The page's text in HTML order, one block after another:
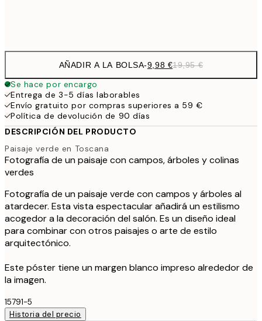
AÑADIR A LA BOLSA-9,98 €19,95 €
Se hace por encargo
Entrega de 3-5 días laborables
Envío gratuito por compras superiores a 59 €
Política de devolución de 90 días
DESCRIPCIÓN DEL PRODUCTO
Paisaje verde en Toscana
Fotografía de un paisaje con campos, árboles y colinas
verdes
Fotografía de un paisaje verde con campos y árboles al
atardecer. Esta vista espectacular añadirá un estilismo
acogedor a la decoración del salón. Es un diseño ideal
para combinar con otros paisajes o arte de estilo
arquitectónico.
Este póster tiene un margen blanco impreso alrededor de
la imagen.
15791-5
Historia del precio